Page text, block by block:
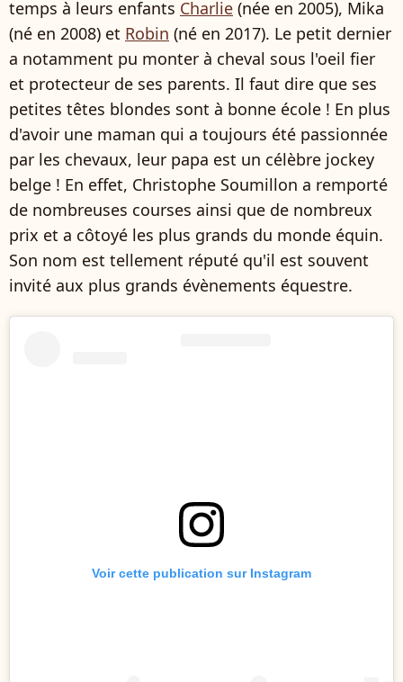
temps à leurs enfants Charlie (née en 2005), Mika
(né en 2008) et Robin (né en 2017). Le petit dernier
a notamment pu monter à cheval sous l'oeil fier
et protecteur de ses parents. Il faut dire que ses
petites têtes blondes sont à bonne école ! En plus
d'avoir une maman qui a toujours été passionnée
par les chevaux, leur papa est un célèbre jockey
belge ! En effet, Christophe Soumillon a remporté
de nombreuses courses ainsi que de nombreux
prix et a côtoyé les plus grands du monde équin.
Son nom est tellement réputé qu'il est souvent
invité aux plus grands évènements équestre.
Voir cette publication sur Instagram